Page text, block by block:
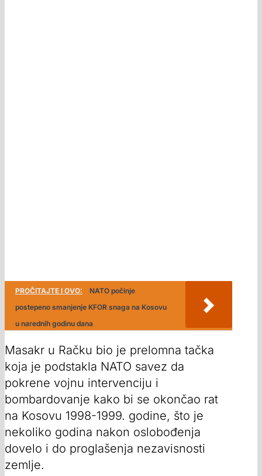
PROČITAJTE I OVO:
NATO počinje
postepeno smanjenje KFOR snaga na Kosovu
u narednih godinu dana
Masakr u Račku bio je prelomna tačka
koja je podstakla NATO savez da
pokrene vojnu intervenciju i
bombardovanje kako bi se okončao rat
na Kosovu 1998-1999. godine, što je
nekoliko godina nakon oslobođenja
dovelo i do proglašenja nezavisnosti
zemlje.